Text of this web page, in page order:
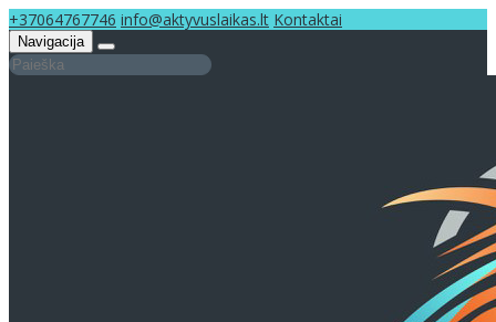
+37064767746 info@aktyvuslaikas.lt Kontaktai
Navigacija